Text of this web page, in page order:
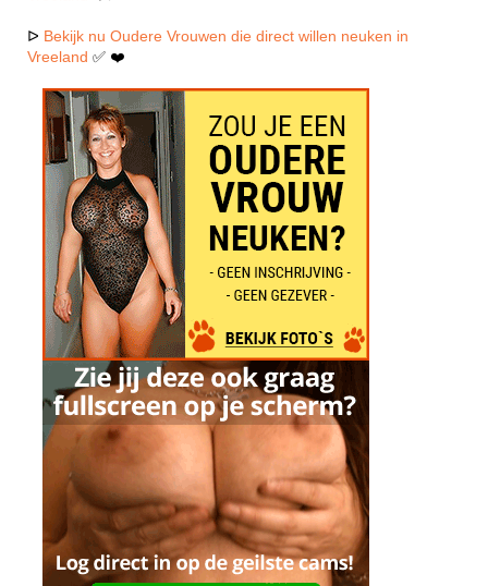
ᐅ Bekijk nu Oudere Vrouwen die direct willen neuken in
Vreeland ✅ ❤️